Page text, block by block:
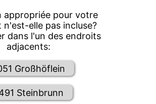
appropriée pour votre
n'est-elle pas incluse?
dans l'un des endroits
adjacents:
Großhöflein
Steinbrunn